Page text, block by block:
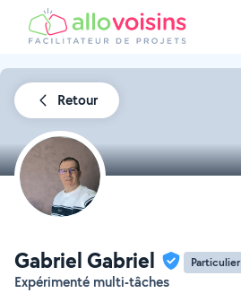
Retour
Gabriel Gabriel Particulier
Expérimenté multi-tâches